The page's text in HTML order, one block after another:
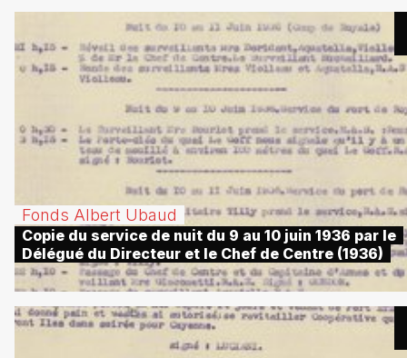
Fonds Albert Ubaud
Copie du service de nuit du 9 au 10 juin 1936 par le
Délégué du Directeur et le Chef de Centre (1936)